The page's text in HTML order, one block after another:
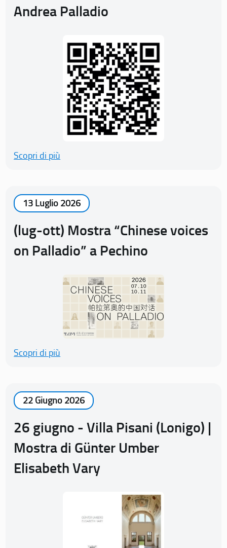
Andrea Palladio
Scopri di più
13 Luglio 2026
(lug-ott) Mostra “Chinese voices
on Palladio” a Pechino
Scopri di più
22 Giugno 2026
26 giugno - Villa Pisani (Lonigo) |
Mostra di Günter Umber
Elisabeth Vary